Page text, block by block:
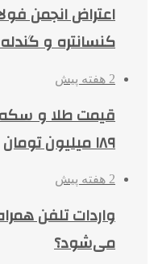
اعتراض انجمن
کنسانتره و
2 هفته پیش
قیمت طلا و سکه
۱۸۹ میلیون تومان
2 هفته پیش
واردات تلفن
می‌شود؟